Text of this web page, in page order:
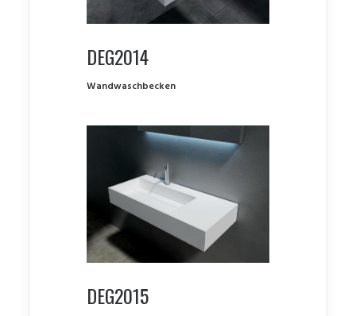
DEG2014
Wandwaschbecken
DEG2015